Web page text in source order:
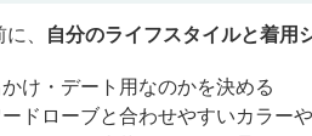
、 自分のライフスタイルと着用
け・デート用なのかを決める
ードローブと合わせやすいカラー